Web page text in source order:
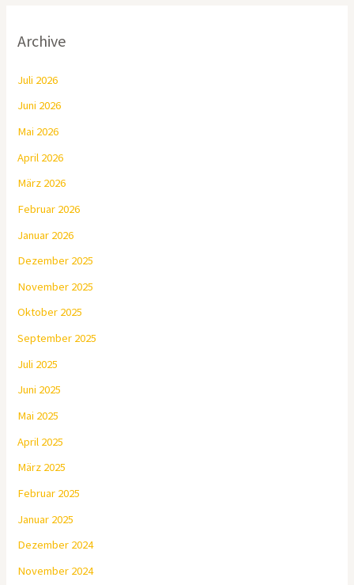
Archive
Juli 2026
Juni 2026
Mai 2026
April 2026
März 2026
Februar 2026
Januar 2026
Dezember 2025
November 2025
Oktober 2025
September 2025
Juli 2025
Juni 2025
Mai 2025
April 2025
März 2025
Februar 2025
Januar 2025
Dezember 2024
November 2024